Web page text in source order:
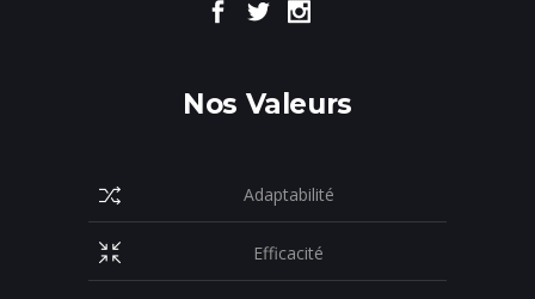
Nos Valeurs
Adaptabilité
Efficacité